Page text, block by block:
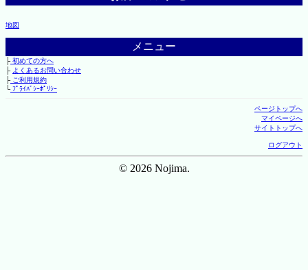
地図
メニュー
├初めての方へ
├ よくあるお問い合わせ
├ご利用規約
└ﾌﾟﾗｲﾊﾞｼｰﾎﾟﾘｼｰ
ページトップへ
マイページへ
サイトトップへ
ログアウト
© 2026 Nojima.